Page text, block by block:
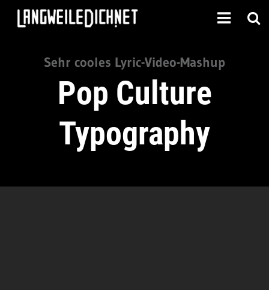
Sehr cooles Lyric-Video-Mashup
Pop Culture
Typography